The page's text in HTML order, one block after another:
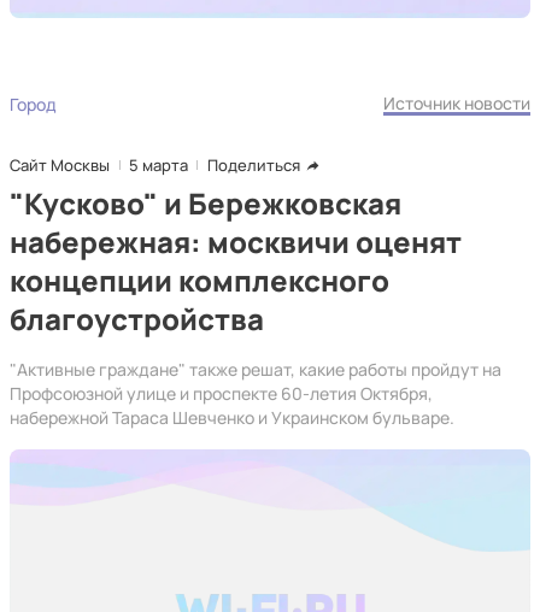
Город Источник новости
Сайт Москвы 5 марта Поделиться
"Кусково" и Бережковская
набережная: москвичи оценят
концепции комплексного
благоустройства
"Активные граждане" также решат, какие работы пройдут на
Профсоюзной улице и проспекте 60-летия Октября,
набережной Тараса Шевченко и Украинском бульваре.